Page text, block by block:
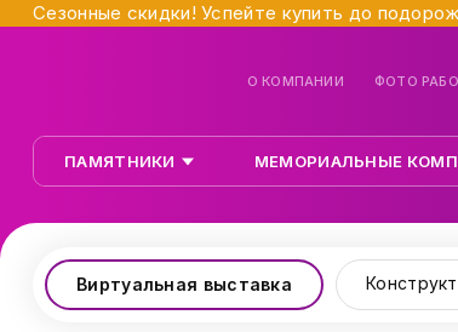
Сезонные скидки! Успейте купить до
О КОМПАНИИ ФОТО
ПАМЯТНИКИ МЕМОРИАЛЬНЫЕ
Виртуальная выставка